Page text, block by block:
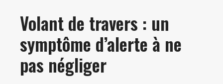
Volant de travers : un
symptôme d’alerte à ne
pas négliger